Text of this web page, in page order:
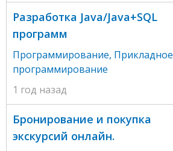
Разработка Java/Java+SQL
программ
Программирование, Прикладное
программирование
1 год назад
Бронирование и покупка
экскурсий онлайн.